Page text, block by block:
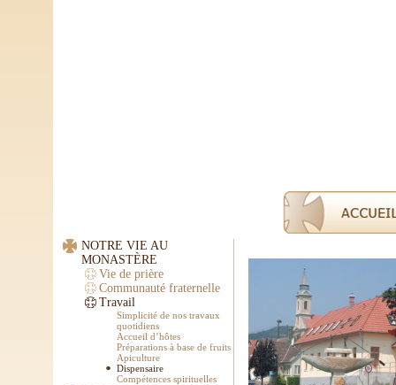
NOTRE VIE AU
MONASTÈRE
Vie de prière
Communauté fraternelle
Travail
Simplicité de nos travaux
quotidiens
Accueil d’hôtes
Préparations à base de fruits
Apiculture
Dispensaire
Compétences spirituelles